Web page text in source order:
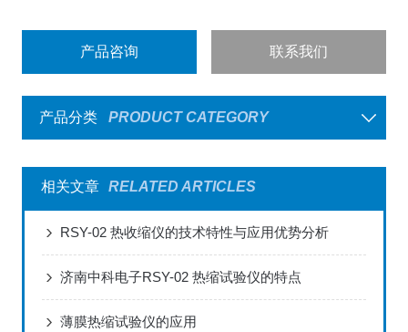
产品咨询 联系我们
产品分类 PRODUCT CATEGORY
相关文章 RELATED ARTICLES
RSY-02 热收缩仪的技术特性与应用优势分析
济南中科电子RSY-02 热缩试验仪的特点
薄膜热缩试验仪的应用